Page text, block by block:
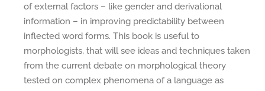
of external factors – like gender and derivational
information – in improving predictability between
inflected word forms. This book is useful to
morphologists, that will see ideas and techniques taken
from the current debate on morphological theory
tested on complex phenomena of a language as